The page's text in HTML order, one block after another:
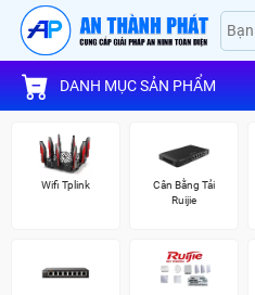
DANH MỤC SẢN PHẨM
Wifi Tplink
Cân Bằng Tải
Ruijie